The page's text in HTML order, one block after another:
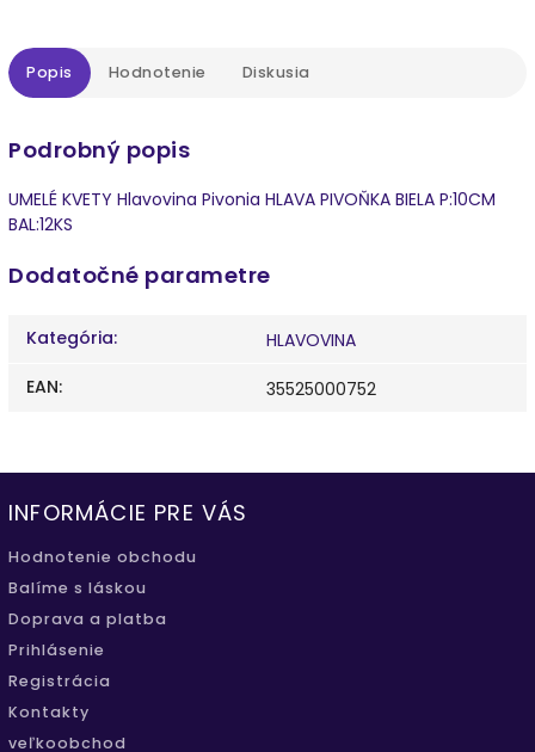
Popis Hodnotenie Diskusia
Podrobný popis
UMELÉ KVETY Hlavovina Pivonia HLAVA PIVOŇKA BIELA P:10CM
BAL:12KS
Dodatočné parametre
Kategória:
HLAVOVINA
EAN: 35525000752
INFORMÁCIE PRE VÁS
Hodnotenie obchodu
Balíme s láskou
Doprava a platba
Prihlásenie
Registrácia
Kontakty
veľkoobchod